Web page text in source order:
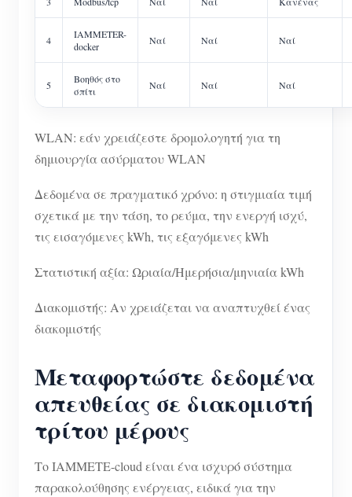
4
IAMMETER-
docker
Ναί Ναί Ναί
5
Βοηθός στο
σπίτι
Ναί Ναί Ναί
WLAN: εάν χρειάζεστε δρομολογητή για τη
δημιουργία ασύρματου WLAN
Δεδομένα σε πραγματικό χρόνο: η στιγμιαία τιμή
σχετικά με την τάση, το ρεύμα, την ενεργή ισχύ,
τις εισαγόμενες kWh, τις εξαγόμενες kWh
Στατιστική αξία: Ωριαία/Ημερήσια/μηνιαία kWh
Διακομιστής: Αν χρειάζεται να αναπτυχθεί ένας
διακομιστής
Μεταφορτώστε δεδομένα
απευθείας σε διακομιστή
τρίτου μέρους
Το IAMMETE-cloud είναι ένα ισχυρό σύστημα
παρακολούθησης ενέργειας, ειδικά για την